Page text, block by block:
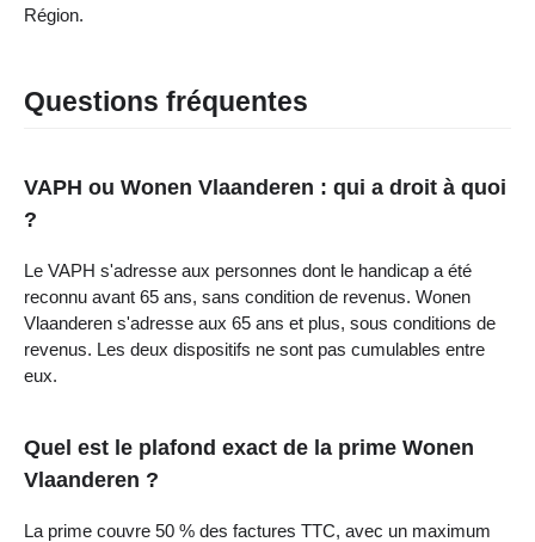
Région.
Questions fréquentes
VAPH ou Wonen Vlaanderen : qui a droit à quoi
?
Le VAPH s'adresse aux personnes dont le handicap a été
reconnu avant 65 ans, sans condition de revenus. Wonen
Vlaanderen s'adresse aux 65 ans et plus, sous conditions de
revenus. Les deux dispositifs ne sont pas cumulables entre
eux.
Quel est le plafond exact de la prime Wonen
Vlaanderen ?
La prime couvre 50 % des factures TTC, avec un maximum